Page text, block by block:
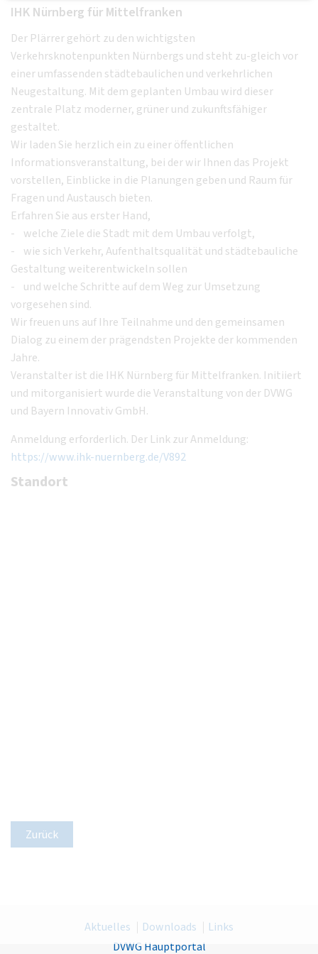
IHK Nürnberg für Mittelfranken
Der Plärrer gehört zu den wichtigsten
Verkehrsknotenpunkten Nürnbergs und steht zu-gleich vor
einer umfassenden städtebaulichen und verkehrlichen
Neugestaltung. Mit dem geplanten Umbau wird dieser
zentrale Platz moderner, grüner und zukunftsfähiger
gestaltet.
Wir laden Sie herzlich ein zu einer öffentlichen
Informationsveranstaltung, bei der wir Ihnen das Projekt
vorstellen, Einblicke in die Planungen geben und Raum für
Fragen und Austausch bieten.
Erfahren Sie aus erster Hand,
- welche Ziele die Stadt mit dem Umbau verfolgt,
- wie sich Verkehr, Aufenthaltsqualität und städtebauliche
Gestaltung weiterentwickeln sollen
- und welche Schritte auf dem Weg zur Umsetzung
vorgesehen sind.
Wir freuen uns auf Ihre Teilnahme und den gemeinsamen
Dialog zu einem der prägendsten Projekte der kommenden
Jahre.
Veranstalter ist die IHK Nürnberg für Mittelfranken. Initiiert
und mitorganisiert wurde die Veranstaltung von der DVWG
und Bayern Innovativ GmbH.
Anmeldung erforderlich. Der Link zur Anmeldung:
https://www.ihk-nuernberg.de/V892
Standort
Zurück
Aktuelles Downloads
Links
DVWG Hauptportal